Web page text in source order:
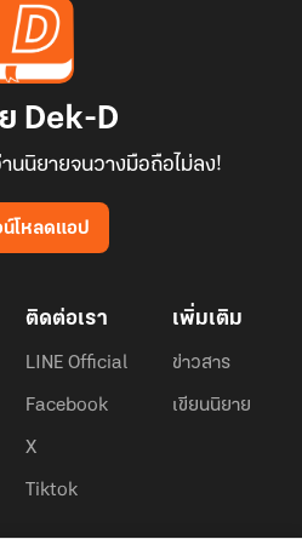
Dek-D
นนิยายจนวางมือถือไม่ลง!
โหลดแอป
ติดต่อเรา
LINE Official
Facebook
X
Tiktok
เพิ่มเติม
ข่าวสาร
เขียนนิยาย